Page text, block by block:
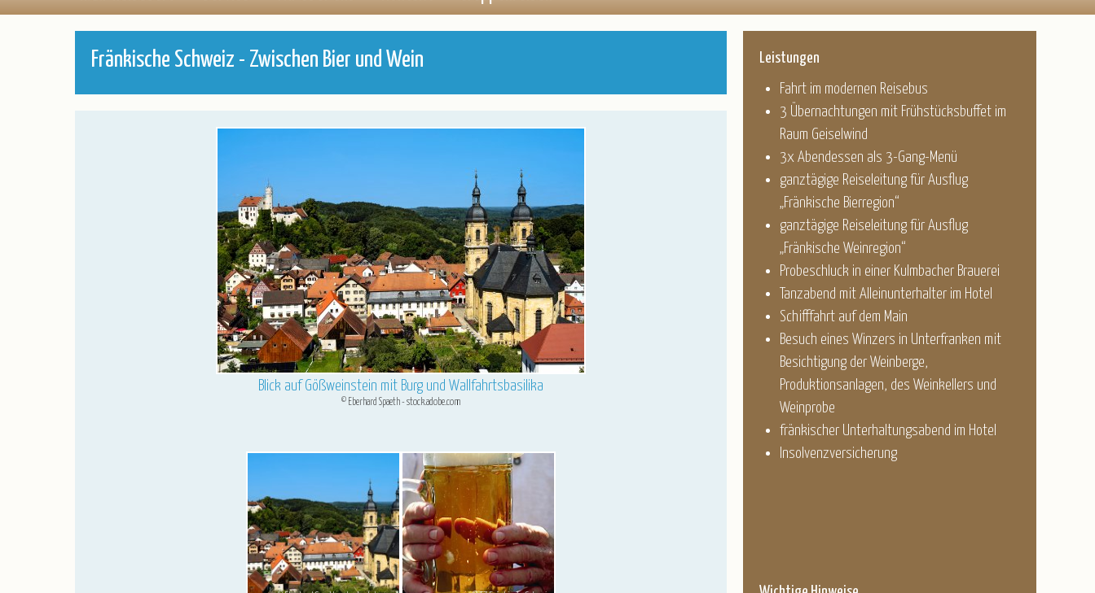
Blätterkatalog
Newsletter
Taxi-Service/Zustiege
Anmeldeformular für Reisebüros
Stellenangebote
England
Norwegen
Österreich
Polen
Portugal
Schweiz
Spanien
Tschechien
Ungarn
Fränkische Schweiz - Zwischen Bier und Wein
Blick auf Gößweinstein mit Burg und Wallfahrtsbasilika
© Eberhard Spaeth - stock.adobe.com
Bierland Fränkische Schweiz
© TZ Fränkische Schweiz
Leistungen
Fahrt im modernen Reisebus
3 Übernachtungen mit Frühstücksbuffet im
Raum Geiselwind
3x Abendessen als 3-Gang-Menü
ganztägige Reiseleitung für Ausflug
„Fränkische Bierregion“
ganztägige Reiseleitung für Ausflug
„Fränkische Weinregion“
Probeschluck in einer Kulmbacher Brauerei
Tanzabend mit Alleinunterhalter im Hotel
Schifffahrt auf dem Main
Besuch eines Winzers in Unterfranken mit
Besichtigung der Weinberge,
Produktionsanlagen, des Weinkellers und
Weinprobe
fränkischer Unterhaltungsabend im Hotel
Insolvenzversicherung